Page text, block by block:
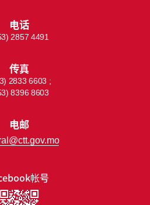
帐号
电话
2857 4491
传真
2833 6603 ;
8396 8603
电邮